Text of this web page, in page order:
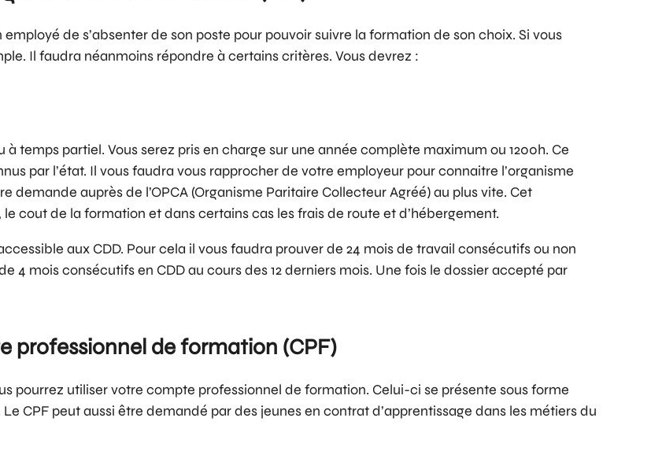
de s’absenter de son poste pour pouvoir suivre la formation de son choix. Si vous
Il faudra néanmoins répondre à certains critères. Vous devrez :
temps partiel. Vous serez pris en charge sur une année complète maximum ou 1200h. Ce
par l’état. Il vous faudra vous rapprocher de votre employeur pour connaitre l’organisme
auprès de l’OPCA (Organisme Paritaire Collecteur Agréé) au plus vite. Cet
cout de la formation et dans certains cas les frais de route et d’hébergement.
aux CDD. Pour cela il vous faudra prouver de 24 mois de travail consécutifs ou non
4 mois consécutifs en CDD au cours des 12 derniers mois. Une fois le dossier accepté par
professionnel de formation (CPF)
pourrez utiliser votre compte professionnel de formation. Celui-ci se présente sous forme
CPF peut aussi être demandé par des jeunes en contrat d’apprentissage dans les métiers du